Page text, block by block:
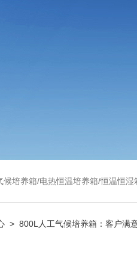
热恒温培养箱/恒温恒湿箱/光照培养箱/二氧化碳培养箱
> 800L人工气候培养箱：客户满